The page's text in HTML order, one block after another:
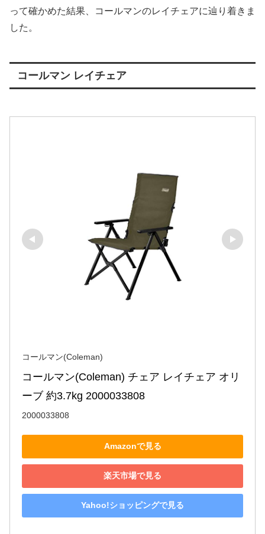
って確かめた結果、コールマンのレイチェアに辿り着きま
した。
コールマン レイチェア
コールマン(Coleman)
コールマン(Coleman) チェア レイチェア オリ
ーブ 約3.7kg 2000033808
2000033808
Amazonで見る
楽天市場で見る
Yahoo!ショッピングで見る